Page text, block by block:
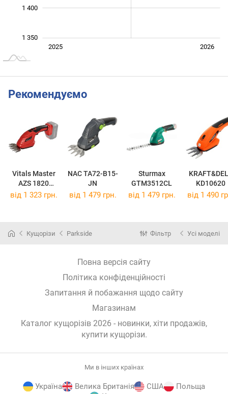
1 350
1 400
Січ. 2025
Лип.
2027 2026
2025
Рекомендуємо
Vitals Master
AZS 1820
SmartLine Plus
NAC TA72-B15-
JN
Sturmax
GTM3512CL
KD10620
від 1 323 грн. від 1 479 грн. від 1 479 грн. від 1 490
Кущорізи Parkside Фільтр Усі моделі
Повна версія сайту
Політика конфіденційності
Запитання й побажання щодо сайту
Магазинам
Каталог кущорізів 2026 - новинки, хіти продажів,
купити кущорізи.
Ми в інших країнах
Україна Велика Британія США
Польща